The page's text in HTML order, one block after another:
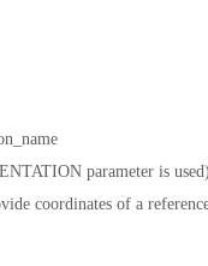
parameter is
coordinates of a